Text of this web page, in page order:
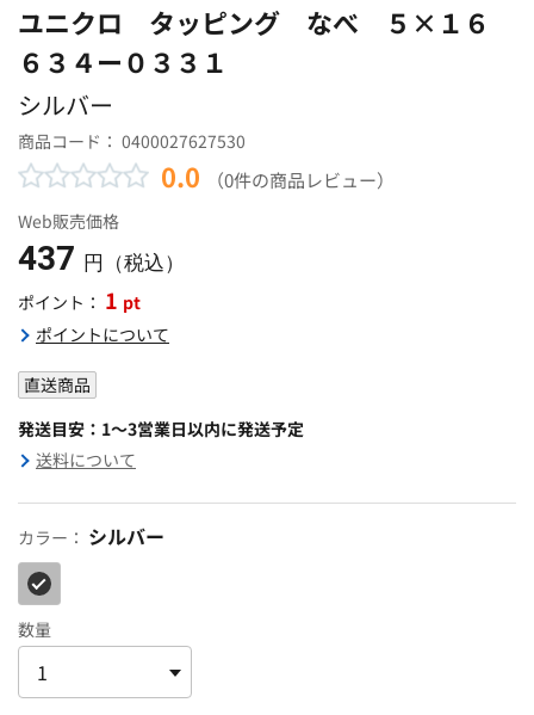
ユニクロ タッピング なべ ５×１６
６３４ー０３３１
シルバー
商品コード： 0400027627530
0.0 （0件の商品レビュー）
Web販売価格
437 円（税込）
ポイント： 1 pt
ポイントについて
直送商品
発送目安：1～3営業日以内に発送予定
送料について
カラー： シルバー
数量